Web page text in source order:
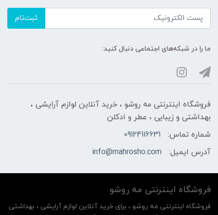
ثبت‌نام
ما را در شبکه‌های اجتماعی دنبال کنید:
فروشگاه اینترنتی مه‌ رو‌شو ، خرید آنلاین لوازم آرایشی ،
بهداشتی و زیبایی ، عطر و ادکلن
شماره تماس:
09124116631
آدرس ایمیل:
info@mahrosho.com
فروشگاه اینترنتی مه‌ رو‌شو
فروشگاه اینترنتی مه‌ رو‌شو ، برای خرید آنلاین لوازم آرایشی ، بهداشتی